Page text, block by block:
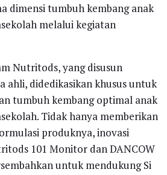
dimensi tumbuh kembang anak
melalui kegiatan
Nutritods, yang disusun
ahli, didedikasikan khusus untuk
tumbuh kembang optimal anak
Tidak hanya memberikan
produknya, inovasi
101 Monitor dan DANCOW
untuk mendukung Si